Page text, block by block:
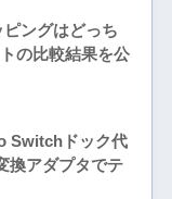
ングはどっち
の比較結果を公
Switchドック代
換アダプタでテ